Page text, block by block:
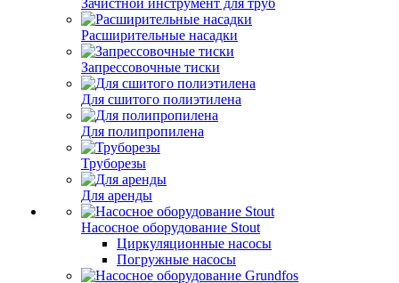
Зачистной инструмент для труб
Расширительные насадки
Запрессовочные тиски
Для сшитого полиэтилена
Для полипропилена
Труборезы
Для аренды
Насосное оборудование Stout
Циркуляционные насосы
Погружные насосы